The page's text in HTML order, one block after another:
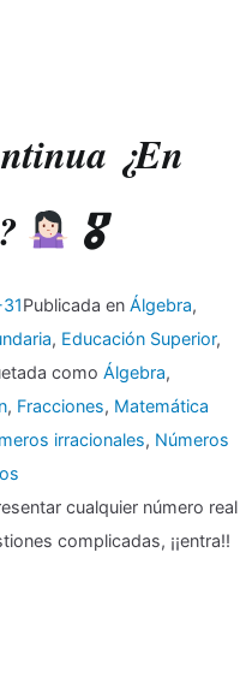
¿En
🎖
Publicada en Álgebra,
, Educación Superior,
como Álgebra,
, Fracciones, Matemática
irracionales, Números
cualquier número real
complicadas, ¡¡entra!!